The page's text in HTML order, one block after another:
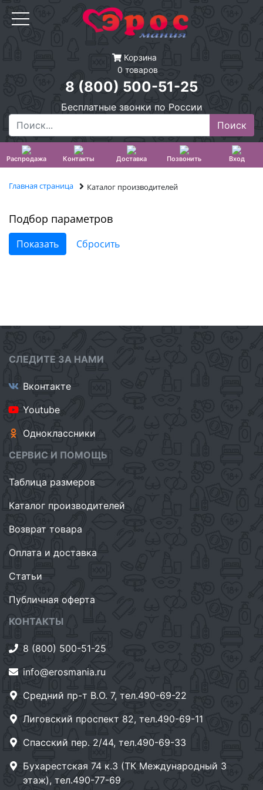
Корзина
0 товаров
8 (800) 500-51-25
Бесплатные звонки по России
Распродажа Контакты Доставка Позвонить Вход
Главная страница Каталог производителей
Подбор параметров
СЛЕДИТЕ ЗА НАМИ
Вконтакте
Youtube
Одноклассники
СЕРВИС И ПОМОЩЬ
Таблица размеров
Каталог производителей
Возврат товара
Оплата и доставка
Статьи
Публичная оферта
КОНТАКТЫ
8 (800) 500-51-25
info@erosmania.ru
Средний пр-т В.О. 7, тел.490-69-22
Лиговский проспект 82, тел.490-69-11
Спасский пер. 2/44, тел.490-69-33
Бухарестская 74 к.3 (ТК Международный 3
этаж), тел.490-77-69